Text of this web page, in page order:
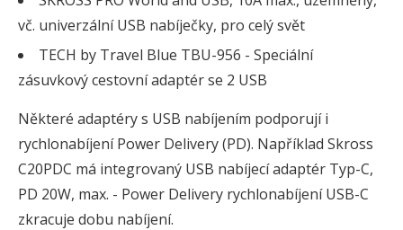
vč. univerzální USB nabíječky, pro celý svět
TECH by Travel Blue TBU-956 - Speciální
zásuvkový cestovní adaptér se 2 USB
Některé adaptéry s USB nabíjením podporují i
rychlonabíjení Power Delivery (PD). Například Skross
C20PDC má integrovaný USB nabíjecí adaptér Typ-C,
PD 20W, max. - Power Delivery rychlonabíjení USB-C
zkracuje dobu nabíjení.